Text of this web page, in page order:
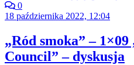
0
18 października 2022, 12:04
„Ród smoka” –
Council” – dyskusja